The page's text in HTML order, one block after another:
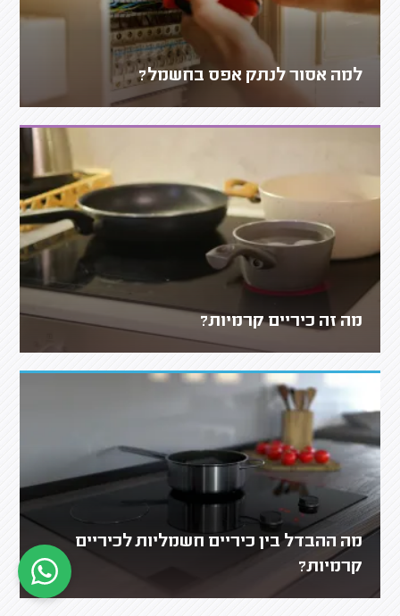
למה אסור לנתק אפס בחשמל?
מה זה כיריים קרמיות?
מה ההבדל בין כיריים חשמליות לכיריים
קרמיות?